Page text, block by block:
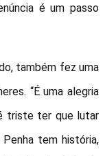
é um passo
também fez uma
“É uma alegria
triste ter que lutar
tem história,